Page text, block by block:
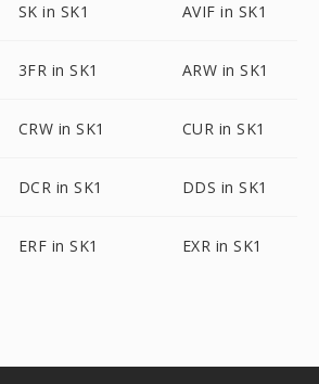
SK in SK1 AVIF in SK1
3FR in SK1 ARW in SK1
CRW in SK1 CUR in SK1
DCR in SK1 DDS in SK1
ERF in SK1 EXR in SK1